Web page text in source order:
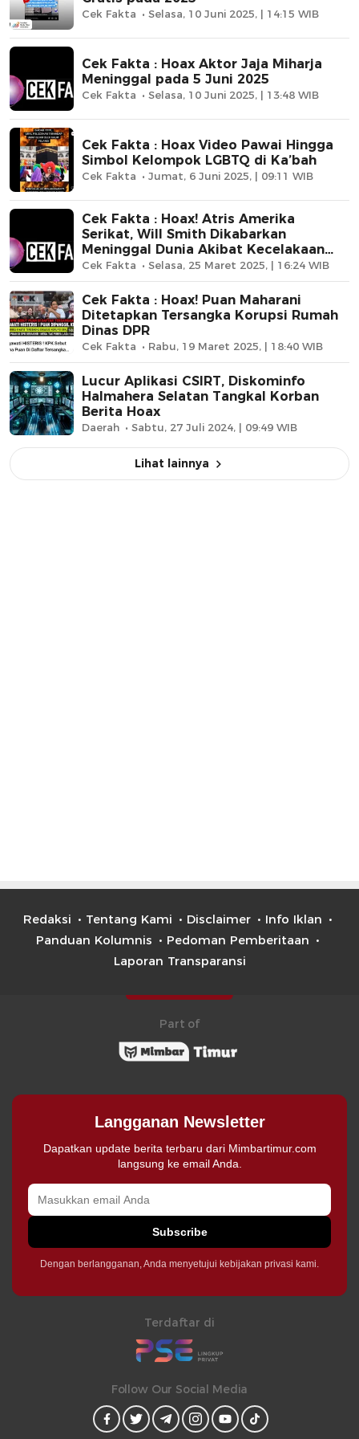
Cek Fakta Selasa, 10 Juni 2025, | 14:15 WIB
Cek Fakta : Hoax Aktor Jaja Miharja
Meninggal pada 5 Juni 2025
Cek Fakta Selasa, 10 Juni 2025, | 13:48 WIB
Cek Fakta : Hoax Video Pawai Hingga
Simbol Kelompok LGBTQ di Ka’bah
Cek Fakta Jumat, 6 Juni 2025, | 09:11 WIB
Cek Fakta : Hoax! Atris Amerika
Serikat, Will Smith Dikabarkan
Meninggal Dunia Akibat Kecelakaan
Mobil
Cek Fakta Selasa, 25 Maret 2025, | 16:24 WIB
Cek Fakta : Hoax! Puan Maharani
Ditetapkan Tersangka Korupsi Rumah
Dinas DPR
Cek Fakta Rabu, 19 Maret 2025, | 18:40 WIB
Lucur Aplikasi CSIRT, Diskominfo
Halmahera Selatan Tangkal Korban
Berita Hoax
Daerah Sabtu, 27 Juli 2024, | 09:49 WIB
Lihat lainnya
Redaksi Tentang Kami Disclaimer
Info Iklan
Panduan Kolumnis
Pedoman Pemberitaan
Laporan Transparansi
Part of
Langganan Newsletter
Dapatkan update berita terbaru dari Mimbartimur.com
langsung ke email Anda.
Subscribe
Dengan berlangganan, Anda menyetujui kebijakan privasi kami.
Terdaftar di
Follow Our Social Media